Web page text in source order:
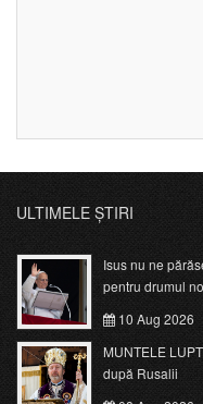
ULTIMELE ȘTIRI
Isus nu ne
pentru drumul
10 Aug 2026
MUNTELE
după Rusalii